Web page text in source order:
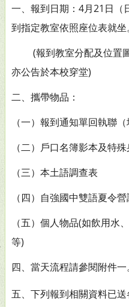
一、報到日期：4月21日
到指定教室依照座位表就坐。
(報到教室分配及位置圖
亦公告於本校穿堂)
二、攜帶物品：
（一）報到通知單回執聯（
（二）戶口名簿影本及特
（三）本土語調查表
（四）自強國中雙語夏令
（五）個人物品(如飲用
等)
四、當天流程請參閱附件一。
五、下列報到相關資料已